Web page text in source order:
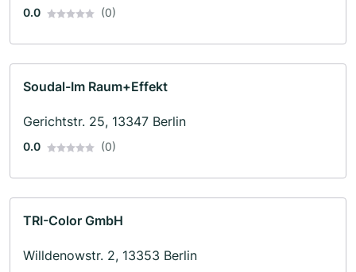
0.0 (0)
Soudal-Im Raum+Effekt
Gerichtstr. 25, 13347 Berlin
0.0 (0)
TRI-Color GmbH
Willdenowstr. 2, 13353 Berlin